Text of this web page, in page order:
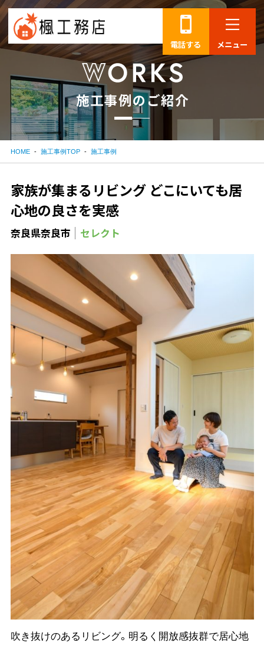
電話する メニュー
施工事例の ご紹介
HOME 施工事例TOP 施工事例
家族が集まるリビング どこにいても居
心地の良さを実感
奈良県奈良市 セレクト
吹き抜けのあるリビング。明るく開放感抜群で居心地